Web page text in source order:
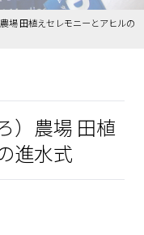
場 田植えセレモニーとアヒルの
）農場 田植
進水式